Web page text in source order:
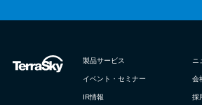
製品サービス ニ
イベント・セミナー 会
IR情報 採